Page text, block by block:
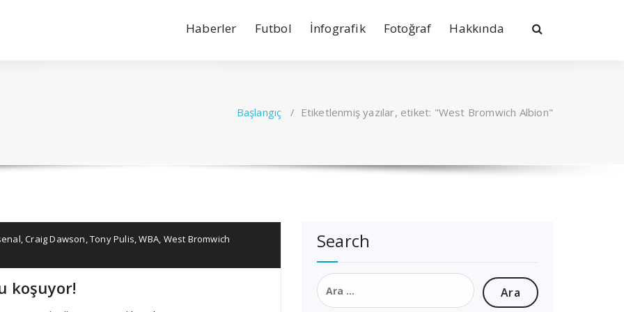
Haberler Futbol İnfografik Fotoğraf Hakkında
Başlangıç / Etiketlenmiş yazılar, etiket: "West Bromwich Albion"
,Craig Dawson,Tony Pulis,WBA, West Bromwich
koşuyor!
Search
Arama: